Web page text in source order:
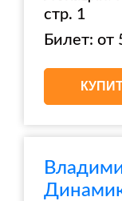
стр. 1
Билет: от